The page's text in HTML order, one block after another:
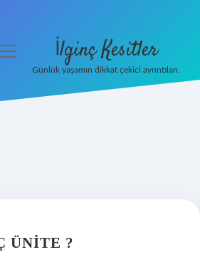
menüyü
İlginç Kesitler
Günlük yaşamın dikkat çekici ayrıntıları.
ÜNITE ?